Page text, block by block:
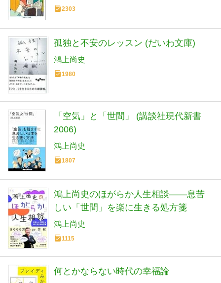
2303
孤独と不安のレッスン (だいわ文庫)
鴻上尚史
1980
「空気」と「世間」 (講談社現代新書
2006)
鴻上尚史
1807
鴻上尚史のほがらか人生相談――息苦
しい「世間」を楽に生きる処方箋
鴻上尚史
1115
何とかならない時代の幸福論